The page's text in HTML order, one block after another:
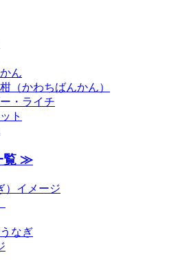
ん
（かわちばんかん）
・ライチ
ト
覧 ≫
なぎ